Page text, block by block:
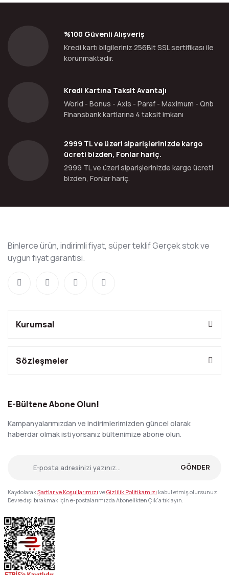
%100 Güvenli Alışveriş
Kredi kartı bilgileriniz 256Bit SSL sertifikası ile
korunmaktadır.
Kredi Kartına Taksit Avantajı
World - Bonus - Axis - Paraf - Maximum - Qnb
Finansbank kartlarına 4 taksit imkanı
2999 TL ve üzeri siparişlerinizde kargo
ücreti bizden, Fonlar hariç.
2999 TL ve üzeri siparişlerinizde kargo ücreti
bizden, Fonlar hariç.
Binlerce ürün, indirimli fiyat, süper teklif Gerçek stok ve
uygun fiyat garantisi.
Kurumsal
Sözleşmeler
E-Bültene Abone Olun!
Kampanyalarımızdan ve indirimlerimizden güncel olarak
haberdar olmak istiyorsanız bültenimize abone olun.
GÖNDER
KaydolarakŞartlar ve Koşullarımızı veGizlilik Politikamızı kabul etmiş olursunuz.
Devre dışı bırakmak için e-postalarımızda Abonelikten Çık'a tıklayın.